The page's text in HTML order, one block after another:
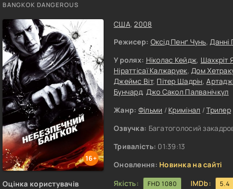
BANGKOK DANGEROUS
16+
Оцінка користувачів
США,2008
Режисер: Оксід Пенґ Чунь,Данні
У ролях: Ніколас Кейдж, Шахкріт
Ніраттісаї Калжаруек,Дом
Джеймс Bіт, Пітер Шадрін,
Бунчард, Джо Сакол Палванічкул
Жанр: Фільми / Кримінал /Трилер
Озвучка: Багатоголосий
Тривалість: 01:39:13
Оновлення: Новинка на сайті
Якість:
FHD 1080 IMDb: 5.4